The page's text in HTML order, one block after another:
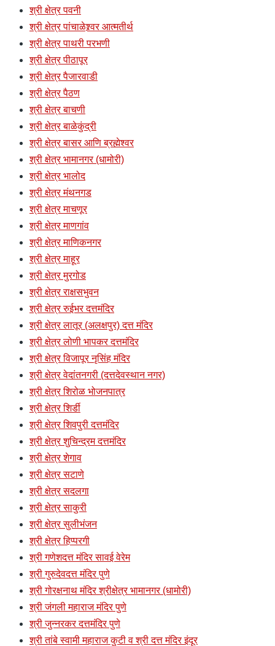
श्री क्षेत्र पवनी
श्री क्षेत्र पांचाळेश्र्वर आत्मतीर्थ
श्री क्षेत्र पाथरी परभणी
श्री क्षेत्र पीठापूर
श्री क्षेत्र पैजारवाडी
श्री क्षेत्र पैठण
श्री क्षेत्र बाचणी
श्री क्षेत्र बाळेकुंद्री
श्री क्षेत्र बासर आणि ब्रह्मेश्वर
श्री क्षेत्र भामानगर (धामोरी)
श्री क्षेत्र भालोद
श्री क्षेत्र मंथनगड
श्री क्षेत्र माचणूर
श्री क्षेत्र माणगांव
श्री क्षेत्र माणिकनगर
श्री क्षेत्र माहूर
श्री क्षेत्र मुरगोड
श्री क्षेत्र राक्षसभुवन
श्री क्षेत्र रुईभर दत्तमंदिर
श्री क्षेत्र लातूर (अलक्षपुर) दत्त मंदिर
श्री क्षेत्र लोणी भापकर दत्तमंदिर
श्री क्षेत्र विजापूर नृसिंह मंदिर
श्री क्षेत्र वेदांतनगरी (दत्तदेवस्थान नगर)
श्री क्षेत्र शिरोळ भोजनपात्र
श्री क्षेत्र शिर्डी
श्री क्षेत्र शिवपुरी दत्तमंदिर
श्री क्षेत्र शुचिन्द्रम दत्तमंदिर
श्री क्षेत्र शेगाव
श्री क्षेत्र सटाणे
श्री क्षेत्र सदलगा
श्री क्षेत्र साकुरी
श्री क्षेत्र सुलीभंजन
श्री क्षेत्र हिप्परगी
श्री गणेशदत्त मंदिर सावई वेरेम
श्री गुरुदेवदत्त मंदिर पुणे
श्री गोरक्षनाथ मंदिर श्रीक्षेत्र भामानगर (धामोरी)
श्री जंगली महाराज मंदिर पुणे
श्री जुन्नरकर दत्तमंदिर पुणे
श्री तांबे स्वामी महाराज कुटी व श्री दत्त मंदिर इंदूर